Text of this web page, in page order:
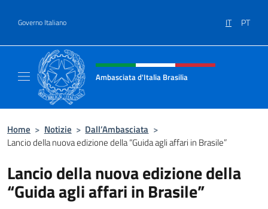
Governo Italiano IT PT
Intestazione sito, social e menù
Ambasciata d'Italia Brasilia
Home > Notizie > Dall’Ambasciata >
Lancio della nuova edizione della “Guida agli affari in Brasile”
Lancio della nuova edizione della
“Guida agli affari in Brasile”